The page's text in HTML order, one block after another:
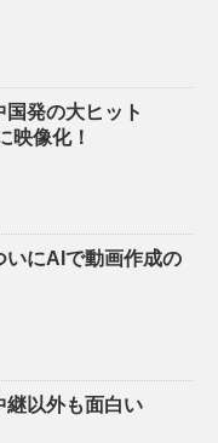
国発の大ヒット
映像化！
いにAIで動画作成の
継以外も面白い